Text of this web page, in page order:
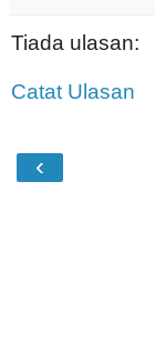
Tiada ulasan:
Catat Ulasan
‹